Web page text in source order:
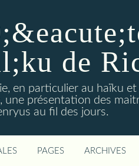
de
en particulier au haïku
présentation des
au fil des jours.
PAGES ARCHIVES